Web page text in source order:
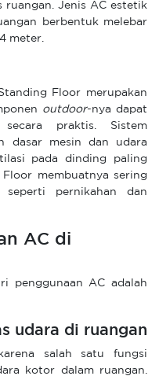
ruangan. Jenis AC estetik
berbentuk melebar
meter.
Floor merupakan
outdoor-nya dapat
praktis. Sistem
dasar mesin dan udara
pada dinding paling
membuatnya sering
pernikahan dan
AC di
penggunaan AC adalah
udara di ruangan
salah satu fungsi
kotor dalam ruangan.